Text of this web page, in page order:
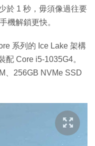
於 1 秒，毋須像過往要
機解鎖更快。
系列的 Ice Lake 架構
配 Core i5-1035G4。
、256GB NVMe SSD